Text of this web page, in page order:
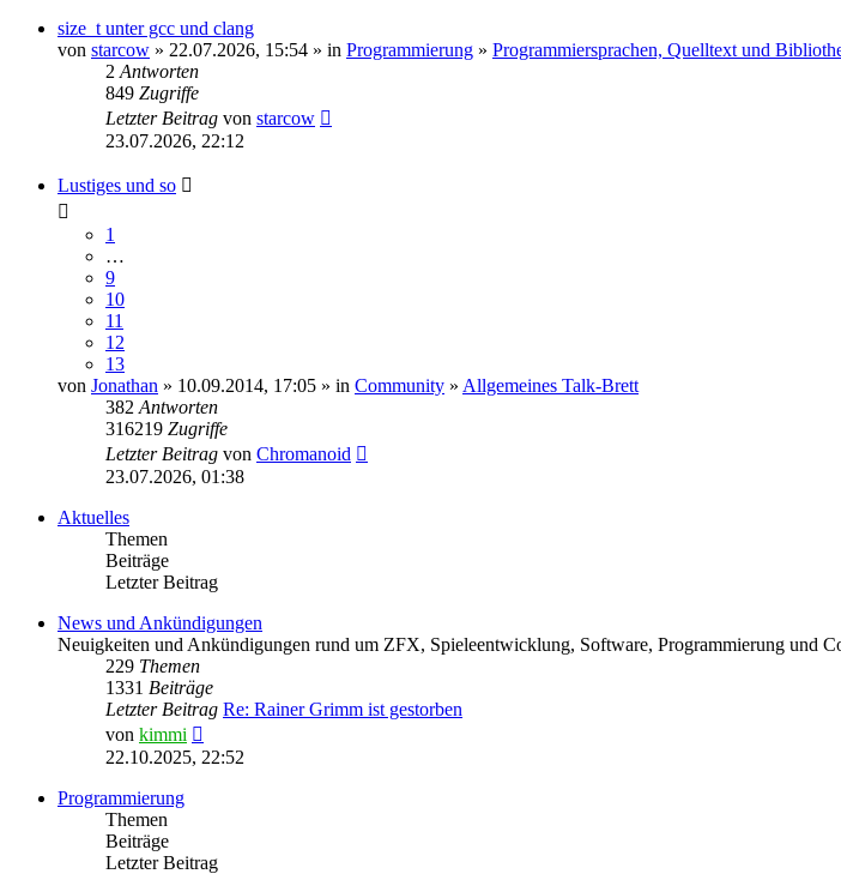
size_t unter gcc und clang
von starcow » 22.07.2026, 15:54 » in Programmierung » Programmiersprachen, Quelltext und
2Antworten
849 Zugriffe
Letzter Beitrag von starcow
23.07.2026, 22:12
Lustiges und so
1
…
9
10
11
12
13
von Jonathan » 10.09.2014, 17:05 » in Community » Allgemeines Talk-Brett
382Antworten
316219 Zugriffe
Letzter Beitrag von Chromanoid
23.07.2026, 01:38
Aktuelles
Themen
Beiträge
Letzter Beitrag
News und Ankündigungen
Neuigkeiten und Ankündigungen rund um ZFX, Spieleentwicklung, Software, Programmierung und
229 Themen
1331 Beiträge
Letzter Beitrag Re: Rainer Grimm ist gestorben
von kimmi
Beitrag
22.10.2025, 22:52
Programmierung
Themen
Beiträge
Letzter Beitrag